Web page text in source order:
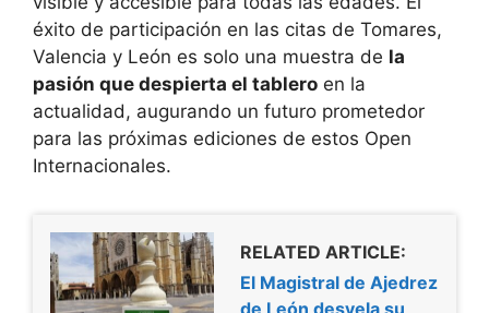
éxito de participación en las citas de Tomares,
Valencia y León es solo una muestra de la
pasión que despierta el tablero en la
actualidad, augurando un futuro prometedor
para las próximas ediciones de estos Open
Internacionales.
RELATED ARTICLE:
El Magistral de Ajedrez